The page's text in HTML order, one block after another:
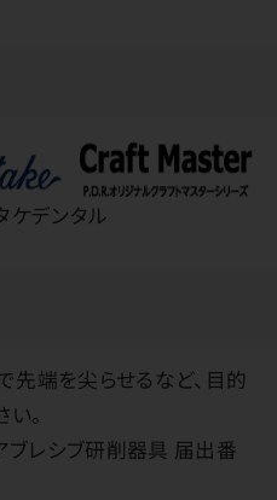
ケデンタル
先端を尖らせるなど、目的
。
レシブ研削器具 届出番